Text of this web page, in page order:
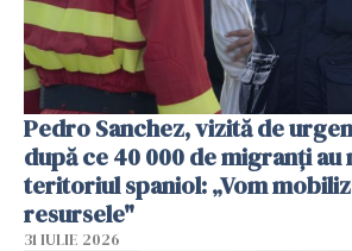
Pedro Sanchez, vizită de
după ce 40 000 de migranți au
teritoriul spaniol: „Vom
resursele"
31 IULIE 2026